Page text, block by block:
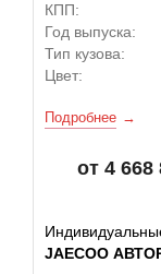
КПП:
Год выпуска:
Тип кузова:
Цвет:
Подробнее
от 4 668
JAECOO